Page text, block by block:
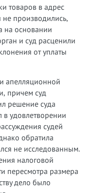
товаров в адрес
производились,
на основании
и суд расценили
от уплаты
апелляционной
причем суд
решение суда
в удовлетворении
судей
обратила
не исследованным.
налоговой
пересмотра размера
дело было